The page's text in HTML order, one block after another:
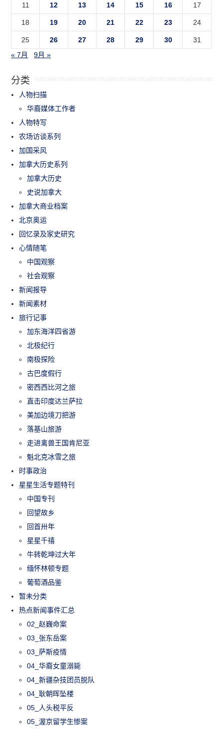
11 12 13 14 15 16 17
18 19 20 21 22 23 24
25 26 27 28 29 30
31
« 7月
9月 »
分类
人物扫描
华裔媒体工作者
人物特写
农场访谈系列
加国采风
加拿大历史系列
加拿大历史
史说加拿大
加拿大商业档案
北京奥运
回忆录及家史研究
心情随笔
中国观察
社会观察
新闻报导
新闻素材
旅行记事
加东海洋四省游
北极纪行
南极探险
古巴度假行
密西西比河之旅
直击印度达兰萨拉
美加边境刀把游
落基山旅游
走进禽兽王国肯尼亚
魁北克冰雪之旅
时事政治
星星生活专题特刊
中国专刊
回望故乡
回首卅年
星星千禧
牛转乾坤过大年
缅怀林顿专题
葡萄酒品鉴
暂未分类
热点新闻事件汇总
02_赵巍命案
03_张东岳案
03_萨斯疫情
04_华裔女童溺毙
04_新疆杂技团员脱队
04_耿朝晖坠楼
05_人头税平反
05_渥京留学生惨案